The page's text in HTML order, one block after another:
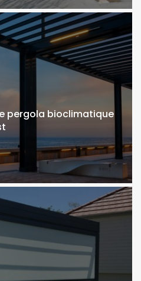
pergola bioclimatique